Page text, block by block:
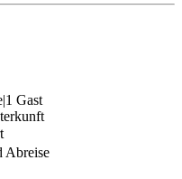
|1 Gast
Abreise